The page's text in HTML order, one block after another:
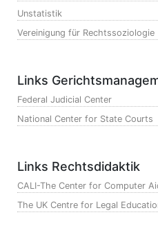
Unstatistik
Vereinigung für Rechtssoziologie
Links
Federal Judicial Center
National Center for State Courts
Links Rechtsdidaktik
CALI-The Center for Computer
The UK Centre for Legal